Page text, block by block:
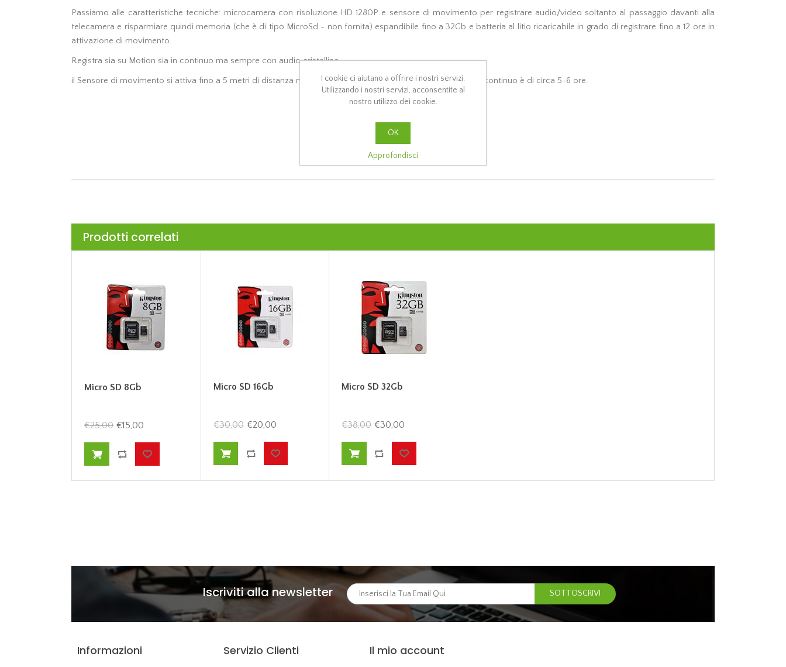
Passiamo alle caratteristiche tecniche: microcamera con risoluzione HD 1280P e sensore di movimento per registrare audio/video soltanto al passaggio davanti alla
telecamera e risparmiare quindi memoria (che è di tipo MicroSd - non fornita) espandibile fino a 32Gb e batteria al litio ricaricabile in grado di registrare fino a 12 ore in
attivazione di movimento.
Registra sia su Motion sia in continuo ma sempre con audio cristallino.
il Sensore di movimento si attiva fino a 5 metri di distanza mentre la durata della batteria in funzionamento continuo è di circa 5-6 ore.
Prodotti correlati
Micro SD 8Gb
€25,00 €15,00
Micro SD 16Gb
€30,00 €20,00
Micro SD 32Gb
€38,00 €30,00
Iscriviti alla newsletter
Informazioni Servizio Clienti Il mio account
I cookie ci aiutano a offrire i nostri servizi.
Utilizzando i nostri servizi, acconsentite al
nostro utilizzo dei cookie.
OK
Approfondisci